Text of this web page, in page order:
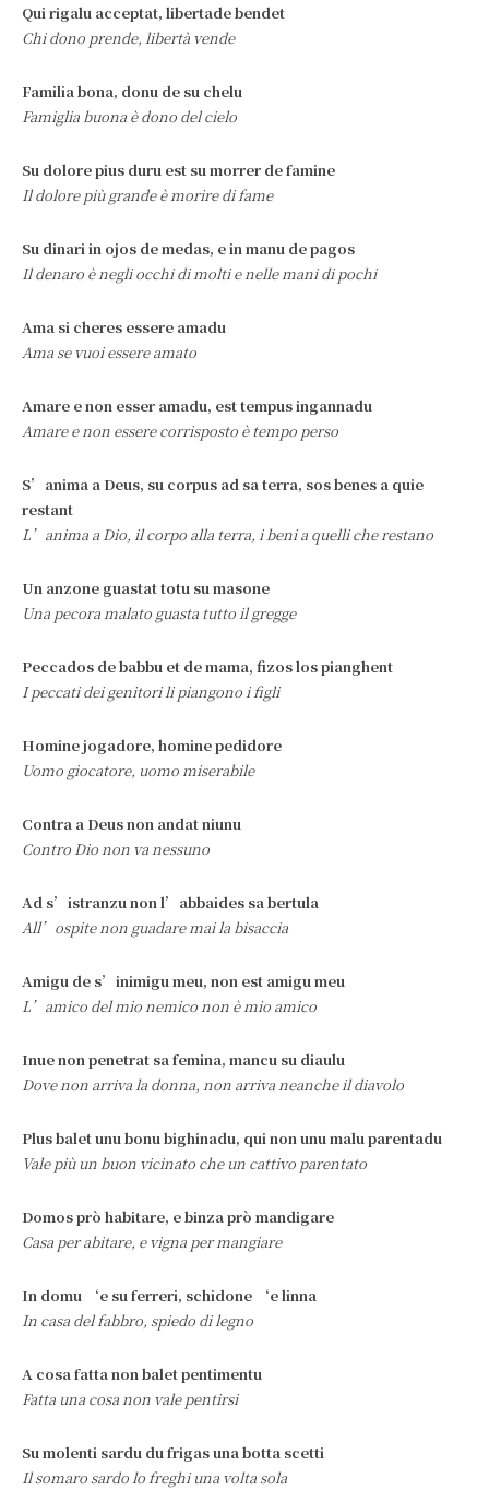
Qui rigalu acceptat, libertade bendet
Chi dono prende, libertà vende
Familia bona, donu de su chelu
Famiglia buona è dono del cielo
Su dolore pius duru est su morrer de famine
Il dolore più grande è morire di fame
Su dinari in ojos de medas, e in manu de pagos
Il denaro è negli occhi di molti e nelle mani di pochi
Ama si cheres essere amadu
Ama se vuoi essere amato
Amare e non esser amadu, est tempus ingannadu
Amare e non essere corrisposto è tempo perso
S’anima a Deus, su corpus ad sa terra, sos benes a quie
restant
L’anima a Dio, il corpo alla terra, i beni a quelli che restano
Un anzone guastat totu su masone
Una pecora malato guasta tutto il gregge
Peccados de babbu et de mama, fizos los pianghent
I peccati dei genitori li piangono i figli
Homine jogadore, homine pedidore
Uomo giocatore, uomo miserabile
Contra a Deus non andat niunu
Contro Dio non va nessuno
Ad s’istranzu non l’abbaides sa bertula
All’ospite non guadare mai la bisaccia
Amigu de s’inimigu meu, non est amigu meu
L’amico del mio nemico non è mio amico
Inue non penetrat sa femina, mancu su diaulu
Dove non arriva la donna, non arriva neanche il diavolo
Plus balet unu bonu bighinadu, qui non unu malu parentadu
Vale più un buon vicinato che un cattivo parentato
Domos prò habitare, e binza prò mandigare
Casa per abitare, e vigna per mangiare
In domu ‘e su ferreri, schidone ‘e linna
In casa del fabbro, spiedo di legno
A cosa fatta non balet pentimentu
Fatta una cosa non vale pentirsi
Su molenti sardu du frigas una botta scetti
Il somaro sardo lo freghi una volta sola